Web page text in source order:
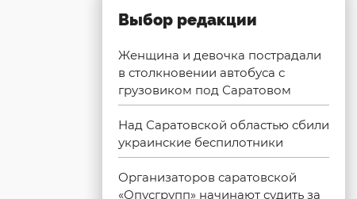
Выбор редакции
Женщина и девочка пострадали
в столкновении автобуса с
грузовиком под Саратовом
Над Саратовской областью сбили
украинские беспилотники
Организаторов саратовской
«Опусгрупп» начинают судить за